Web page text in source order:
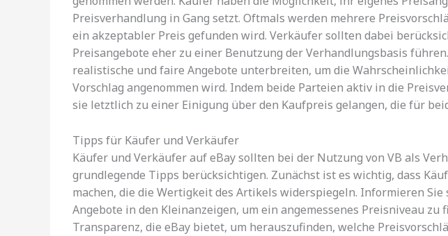
Preisverhandlung in Gang setzt. Oftmals werden mehrere
ein akzeptabler Preis gefunden wird. Verkäufer sollten dabei
Preisangebote eher zu einer Benutzung der Verhandlungsbasis
realistische und faire Angebote unterbreiten, um die
Vorschlag angenommen wird. Indem beide Parteien aktiv in die
sie letztlich zu einer Einigung über den Kaufpreis gelangen, die für
Tipps für Käufer und Verkäufer
Käufer und Verkäufer auf eBay sollten bei der Nutzung von VB als
grundlegende Tipps berücksichtigen. Zunächst ist es wichtig, dass
machen, die die Wertigkeit des Artikels widerspiegeln. Informieren Sie
Angebote in den Kleinanzeigen, um ein angemessenes Preisniveau zu
Transparenz, die eBay bietet, um herauszufinden, welche